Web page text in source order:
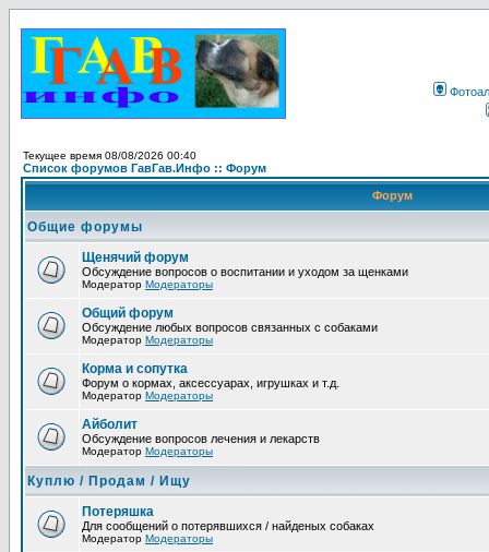
Текущее время 08/08/2026 00:40
Список форумов ГавГав.Инфо :: Форум
Форум
Общие форумы
Щенячий форум
Обсуждение вопросов о воспитании и уходом за щенками
Модератор Модераторы
Общий форум
Обсуждение любых вопросов связанных с собаками
Модератор Модераторы
Корма и сопутка
Форум о кормах, аксессуарах, игрушках и т.д.
Модератор Модераторы
Айболит
Обсуждение вопросов лечения и лекарств
Модератор Модераторы
Куплю / Продам / Ищу
Потеряшка
Для сообщений о потерявшихся / найденых собаках
Модератор Модераторы